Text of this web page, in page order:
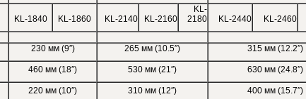
KL-1840 KL-1860 KL-2140 KL-2160
KL-
2180
KL-2440 KL-2460
230 мм (9″) 265 мм (10.5″)
315 мм (12.2″)
460 мм (18″) 530 мм (21″)
630 мм (24.8″)
220 мм (10″) 310 мм (12″) 400 мм (15.7″)